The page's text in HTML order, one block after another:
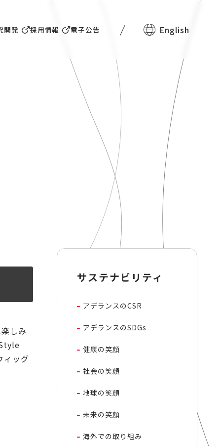
開発 採用情報 電子公告 English
しみ
ィッグ
サステナビリティ
アデランスのCSR
アデランスのSDGs
健康の笑顔
社会の笑顔
地球の笑顔
未来の笑顔
海外での取り組み